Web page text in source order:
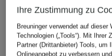
Ihre Zustimmung zu
Breuninger verwendet auf dieser
Technologien („Tools“). Mit
Partner (Drittanbieter) Tools, um
Onlineangebot zu verbessern